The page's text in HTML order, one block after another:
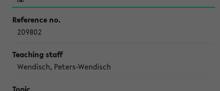
209802
Wendisch, Peters-Wendisch